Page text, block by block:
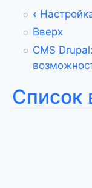
‹
Вверх
CMS
Список